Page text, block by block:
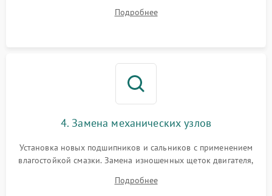
Восстановление целостности проводки и контактов.
Подробнее
4. Замена механических узлов
Установка новых подшипников и сальников с применением
влагостойкой смазки. Замена изношенных щеток двигателя,
или поврежденной резиновой манжеты.
Подробнее